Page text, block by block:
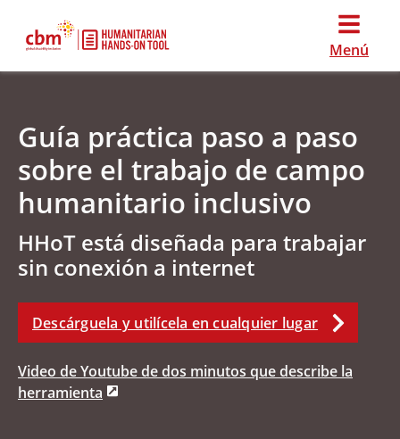
Menú
Guía práctica paso a paso
sobre el trabajo de campo
humanitario inclusivo
HHoT está diseñada para trabajar
sin conexión a internet
Descárguela y utilícela en cualquier lugar
Video de Youtube de dos minutos que describe la
herramienta